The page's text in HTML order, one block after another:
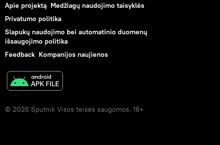
Apie projektą Medžiagų naudojimo taisyklės
Privatumo politika
Slapukų naudojimo bei automatinio duomenų
išsaugojimo politika
Feedback Kompanijos naujienos
© 2026 Sputnik Visos teisės saugomos. 18+